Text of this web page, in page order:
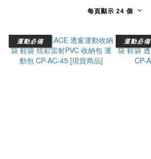
每頁顯示 24 個
運動必備 運動必備